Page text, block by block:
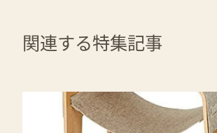
関連する特集記事